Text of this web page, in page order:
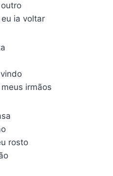
ia voltar
irmãos
rosto